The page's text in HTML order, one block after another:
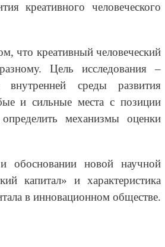
креативного человеческого
что креативный человеческий
Цель исследования –
среды развития
и сильные места с позиции
механизмы оценки
обосновании новой научной
капитал» и характеристика
в инновационном обществе.